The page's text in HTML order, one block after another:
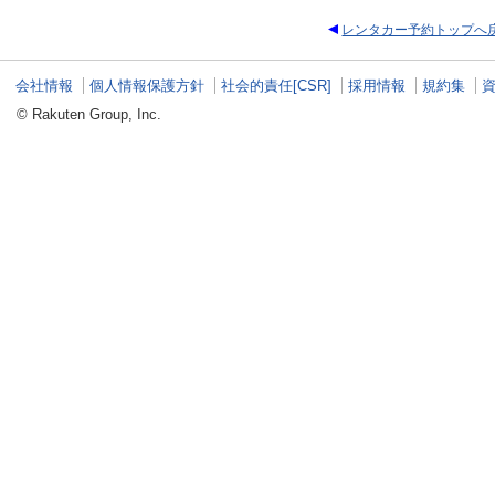
レンタカー予約トップへ
会社情報 個人情報保護方針 社会的責任[CSR] 採用情報 規約集
© Rakuten Group, Inc.